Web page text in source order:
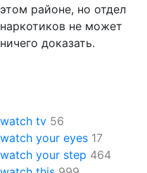
этом районе, но отдел
наркотиков не может
ничего доказать.
watch tv 56
watch your eyes 17
watch your step 464